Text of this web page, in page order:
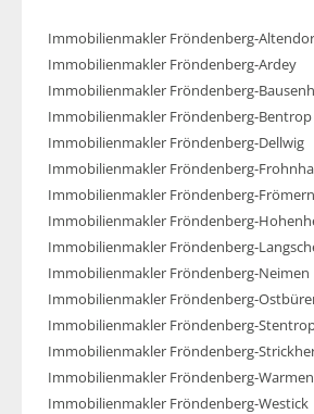
Immobilienmakler Fröndenberg-
Immobilienmakler Fröndenberg-Ardey
Immobilienmakler Fröndenberg-
Immobilienmakler Fröndenberg-Bentrop
Immobilienmakler Fröndenberg-Dellwig
Immobilienmakler Fröndenberg-
Immobilienmakler Fröndenberg-Frömern
Immobilienmakler Fröndenberg-
Immobilienmakler Fröndenberg-
Immobilienmakler Fröndenberg-Neimen
Immobilienmakler Fröndenberg-
Immobilienmakler Fröndenberg-
Immobilienmakler Fröndenberg-
Immobilienmakler Fröndenberg-Warmen
Immobilienmakler Fröndenberg-Westick